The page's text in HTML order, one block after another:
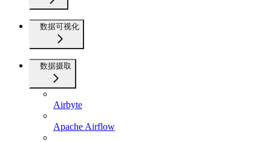
数据可视化
数据摄取
Airbyte
Apache Airflow